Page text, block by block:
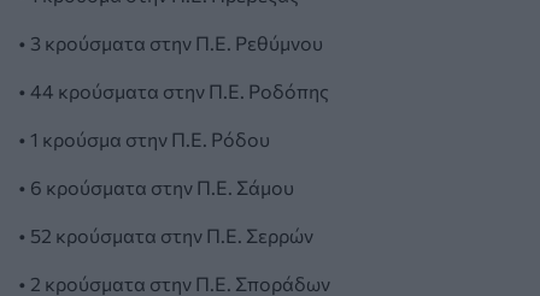
• 3 κρούσματα στην Π.Ε. Ρεθύμνου
• 44 κρούσματα στην Π.Ε. Ροδόπης
• 1 κρούσμα στην Π.Ε. Ρόδου
• 6 κρούσματα στην Π.Ε. Σάμου
• 52 κρούσματα στην Π.Ε. Σερρών
• 2 κρούσματα στην Π.Ε. Σποράδων